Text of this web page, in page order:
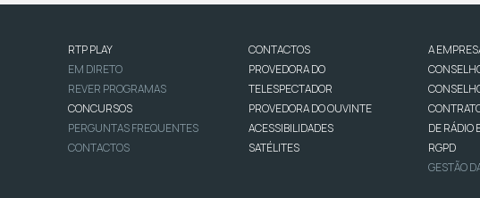
RTP PLAY
EM DIRETO
REVER PROGRAMAS
CONCURSOS
PERGUNTAS FREQUENTES
CONTACTOS
CONTACTOS
PROVEDORA DO
TELESPECTADOR
PROVEDORA DO OUVINTE
ACESSIBILIDADES
SATÉLITES
A
DE RÁDIO
RGPD
GESTÃO